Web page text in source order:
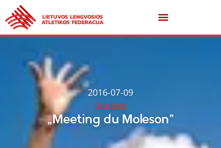
2016-07-09
Srautas
„Meeting du Moleson”